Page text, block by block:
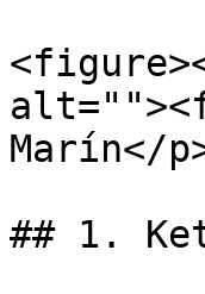
Marín</
## 1.